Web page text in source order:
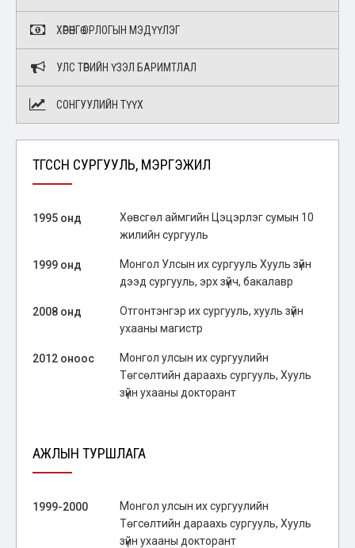
ХӨРӨНГӨ ОРЛОГЫН МЭДҮҮЛЭГ
УЛС ТӨРИЙН ҮЗЭЛ БАРИМТЛАЛ
СОНГУУЛИЙН ТҮҮХ
ТӨГССӨН СУРГУУЛЬ, МЭРГЭЖИЛ
1995 онд
Хөвсгөл аймгийн Цэцэрлэг сумын 10
жилийн сургууль
1999 онд
Монгол Улсын их сургууль Хууль зүйн
дээд сургууль, эрх зүйч, бакалавр
2008 онд
Отгонтэнгэр их сургууль, хууль зүйн
ухааны магистр
2012 оноос
Монгол улсын их сургуулийн
Төгсөлтийн дараахь сургууль, Хууль
зүйн ухааны докторант
АЖЛЫН ТУРШЛАГА
1999-2000
Монгол улсын их сургуулийн
Төгсөлтийн дараахь сургууль, Хууль
зүйн ухааны докторант